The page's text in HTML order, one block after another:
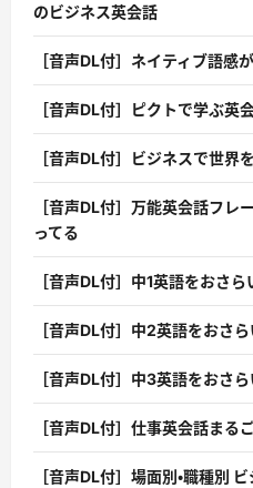
のビジネス英会話
［音声DL付］ネイティブ語感
［音声DL付］ピクトで学ぶ英
［音声DL付］ビジネスで世界
［音声DL付］万能英会話フレ
ってる
［音声DL付］中1英語をおさ
［音声DL付］中2英語をおさ
［音声DL付］中3英語をおさ
［音声DL付］仕事英会話まる
［音声DL付］場面別・職種別